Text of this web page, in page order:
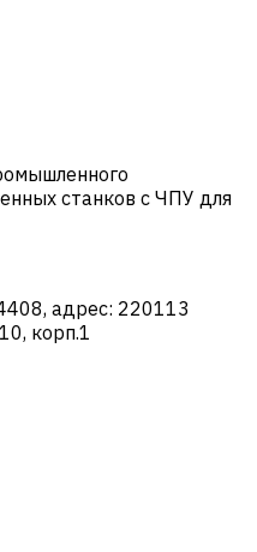
станков с ЧПУ для
адрес: 220113
корп.1